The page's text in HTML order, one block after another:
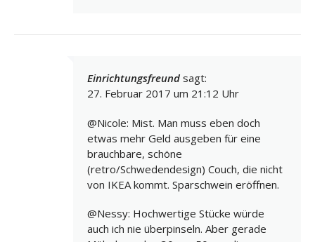
Einrichtungsfreund sagt:
27. Februar 2017 um 21:12 Uhr
@Nicole: Mist. Man muss eben doch
etwas mehr Geld ausgeben für eine
brauchbare, schöne
(retro/Schwedendesign) Couch, die nicht
von IKEA kommt. Sparschwein eröffnen.
@Nessy: Hochwertige Stücke würde
auch ich nie überpinseln. Aber gerade